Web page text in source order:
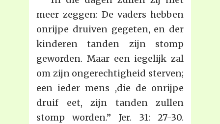
meer zeggen: De vaders hebben
onrijpe druiven gegeten, en der
kinderen tanden zijn stomp
geworden. Maar een iegelijk zal
om zijn ongerechtigheid sterven;
een ieder mens ,die de onrijpe
druif eet, zijn tanden zullen
stomp worden.” Jer. 31: 27-30.